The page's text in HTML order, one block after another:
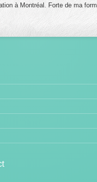
à Montréal. Forte de ma